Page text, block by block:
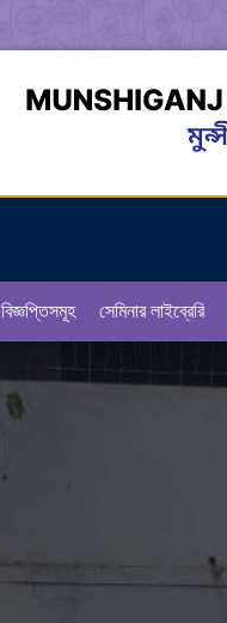
বিজ্ঞপ্তিসমূহ সেমিনার লাইব্রেরি